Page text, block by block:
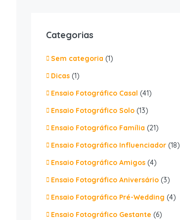
Categorias
Sem categoria (1)
Dicas (1)
Ensaio Fotográfico Casal (41)
Ensaio Fotográfico Solo (13)
Ensaio Fotográfico Família (21)
Ensaio Fotográfico Influenciador (18)
Ensaio Fotográfico Amigos (4)
Ensaio Fotográfico Aniversário (3)
Ensaio Fotográfico Pré-Wedding (4)
Ensaio Fotográfico Gestante (6)